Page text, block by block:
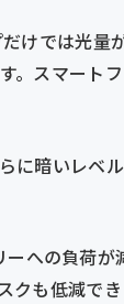
けでは光量
。スマート
に暗いレベ
への負荷
クも低減で